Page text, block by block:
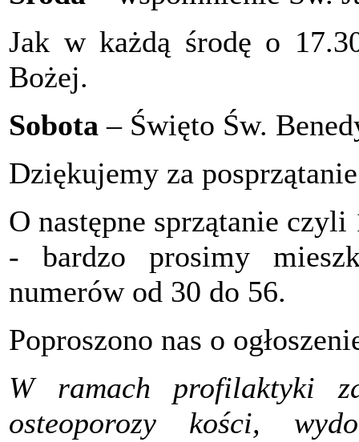
Jak w każdą środę o
Bożej.
Sobota – Święto Św.
Dziękujemy za
O następne sprzątanie
- bardzo prosimy
numerów od 30 do 56.
Poproszono nas o
W ramach profilaktyki
osteoporozy kości,